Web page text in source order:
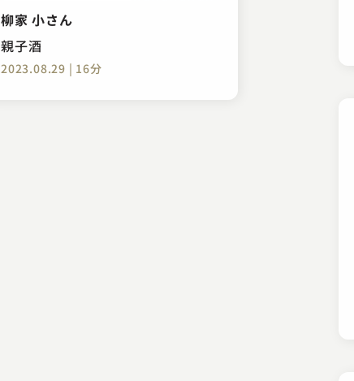
柳家 小さん
親子酒
2023.08.29 | 16分